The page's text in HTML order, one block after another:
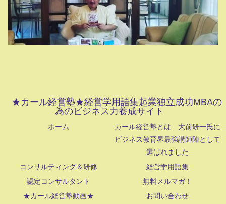
★カール経営塾★経営学用語集起業独立成功MBAの
為のビジネス力養成サイト
ホーム
カール経営塾とは 大前研一氏に
ビジネス教育界最強講師陣として
選ばれました
コンサルティング＆研修
経営学用語集
認定コンサルタント
無料メルマガ！
★カール経営塾動画★
お問い合わせ